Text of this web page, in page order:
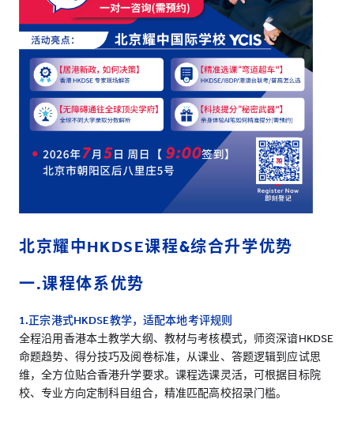
北京耀中HKDSE课程&综合升学优势
一.课程体系优势
1.正宗港式HKDSE教学，适配本地考评规则
全程沿用香港本土教学大纲、教材与考核模式，师资深谙HKDSE
命题趋势、得分技巧及阅卷标准，从课业、答题逻辑到应试思
维，全方位贴合香港升学要求。课程选课灵活，可根据目标院
校、专业方向定制科目组合，精准匹配高校招录门槛。